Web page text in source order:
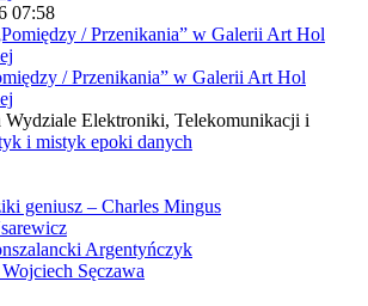
07:58
/ Przenikania” w Galerii Art Hol
Elektroniki, Telekomunikacji i
i mistyk epoki danych
geniusz – Charles Mingus
Argentyńczyk
Sęczawa